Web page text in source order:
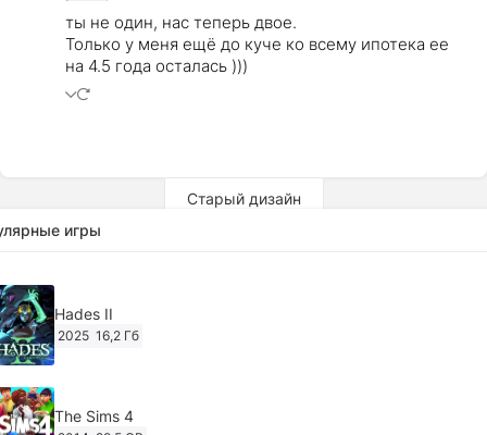
ты не один, нас теперь двое.
Только у меня ещё до куче ко всему ипотека ее
на 4.5 года осталась )))
Старый дизайн
игры
Hades II
2025 16,2 Гб
The Sims 4